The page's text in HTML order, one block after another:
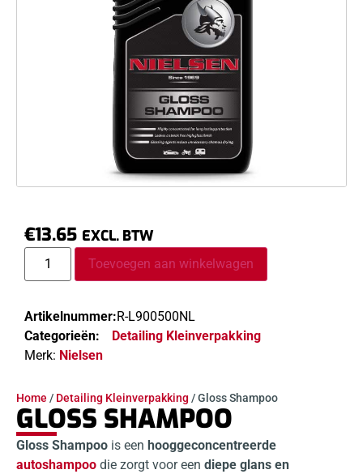
Home / Detailing Kleinverpakking / Gloss Shampoo
GLOSS SHAMPOO
Gloss Shampoo is een hooggeconcentreerde
autoshampoo die zorgt voor een diepe glans en
€13.65 EXCL. BTW
Toevoegen aan winkelwagen
Artikelnummer:R-L900500NL
Categorieën:
Detailing Kleinverpakking
Merk: Nielsen